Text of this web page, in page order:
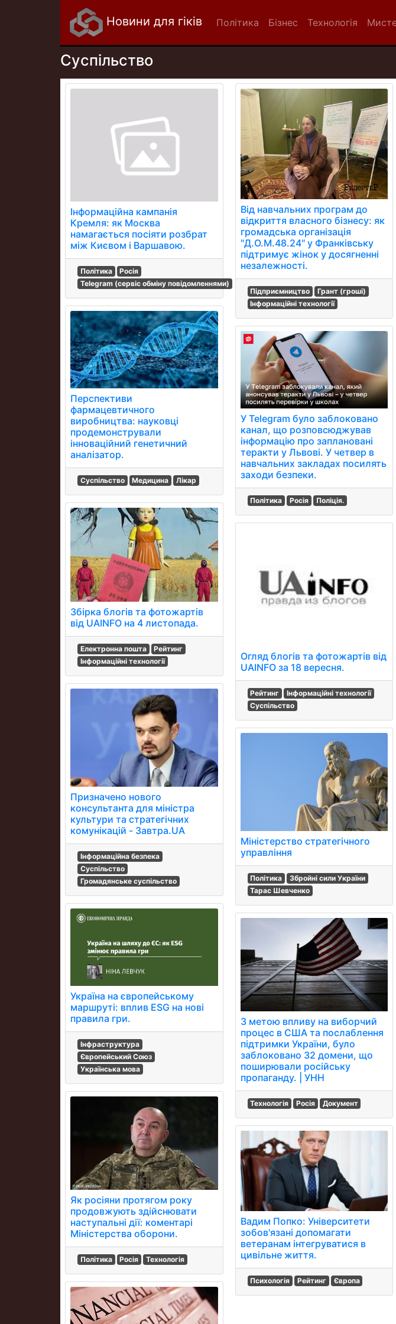
Новини для гіків Політика Бізнес Технологія
Суспільство
Інформаційна кампанія
Кремля: як Москва
намагається посіяти розбрат
між Києвом і Варшавою.
Політика
Росія
Telegram (сервіс обміну повідомленнями)
Перспективи
фармацевтичного
виробництва: науковці
продемонстрували
інноваційний генетичний
аналізатор.
Суспільство Медицина Лікар
Збірка блогів та фотожартів
від UAINFO на 4 листопада.
Електронна пошта
Рейтинг
Інформаційні технології
Призначено нового
консультанта для міністра
культури та стратегічних
комунікацій - Завтра.UA
Інформаційна безпека
Суспільство
Громадянське суспільство
Україна на європейському
маршруті: вплив ESG на нові
правила гри.
Інфраструктура
Європейський Союз
Українська мова
Як росіяни протягом року
продовжують здійснювати
наступальні дії: коментарі
Міністерства оборони.
Політика Росія Технологія
Від навчальних програм до
відкриття власного бізнесу: як
громадська організація
"Д.О.М.48.24" у Франківську
підтримує жінок у досягненні
незалежності.
Підприємництво
Грант (гроші)
Інформаційні технології
У Telegram було заблоковано
канал, що розповсюджував
інформацію про заплановані
теракти у Львові. У четвер в
навчальних закладах посилять
заходи безпеки.
Політика Росія Поліція.
Огляд блогів та фотожартів від
UAINFO за 18 вересня.
Рейтинг
Інформаційні технології
Суспільство
Міністерство стратегічного
управління
Політика
Збройні сили України
Тарас Шевченко
З метою впливу на виборчий
процес в США та послаблення
підтримки України, було
заблоковано 32 домени, що
поширювали російську
пропаганду. | УНН
Технологія Росія Документ
Вадим Попко: Університети
зобов'язані допомагати
ветеранам інтегруватися в
цивільне життя.
Психологія Рейтинг Європа